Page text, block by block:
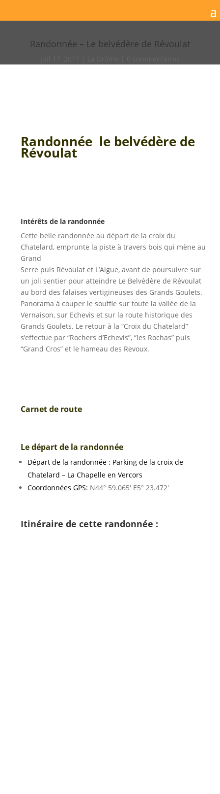
Randonnée – Le belvédère de Révoulat
Randonnée le belvédère de
Révoulat
Intérêts de la randonnée
Cette belle randonnée au départ de la croix du
Chatelard, emprunte la piste à travers bois qui mène au
Grand
Serre puis Révoulat et L’Aigue, avant de poursuivre sur
un joli sentier pour atteindre Le Belvédère de Révoulat
au bord des falaises vertigineuses des Grands Goulets.
Panorama à couper le souffle sur toute la vallée de la
Vernaison, sur Echevis et sur la route historique des
Grands Goulets. Le retour à la “Croix du Chatelard”
s’effectue par “Rochers d’Echevis”, “les Rochas” puis
“Grand Cros” et le hameau des Revoux.
Carnet de route
Le départ de la randonnée
Départ de la randonnée : Parking de la croix de
Chatelard – La Chapelle en Vercors
Coordonnées GPS: N44° 59.065′ E5° 23.472′
Itinéraire de cette randonnée :